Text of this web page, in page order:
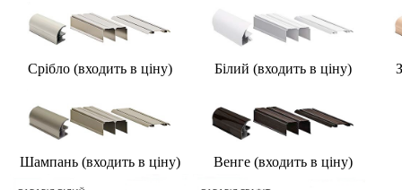
Срібло (входить в ціну) Білий (входить в ціну)
Шампань (входить в ціну) Венге (входить в ціну)